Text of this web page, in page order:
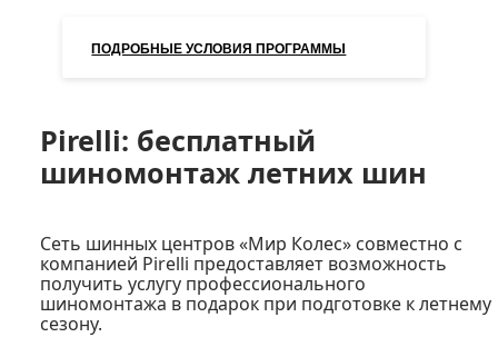
ПОДРОБНЫЕ УСЛОВИЯ ПРОГРАММЫ
Pirelli: бесплатный
шиномонтаж летних шин
Сеть шинных центров«Мир Колес» совместно с
компанией Pirelli предоставляет возможность
получить услугу профессионального
шиномонтажа в подарок при подготовке к летнему
сезону.